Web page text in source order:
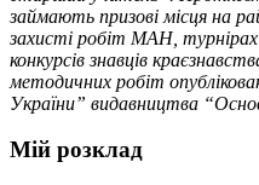
займають призові місця на
захисті робіт МАН,
конкурсів знавців
методичних робіт
України” видавництва
Мій розклад